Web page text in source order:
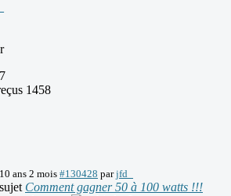
1458
ans 2 mois#130428 parjfd_
Comment gagner 50 à 100 watts !!!